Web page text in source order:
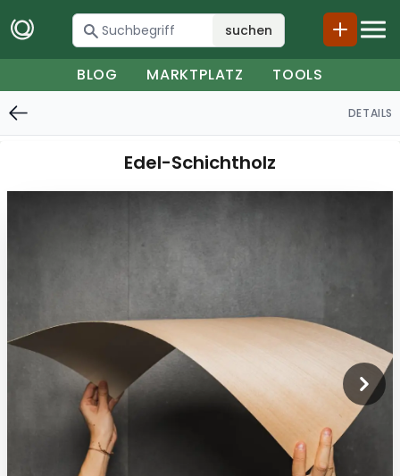
suchen
BLOG MARKTPLATZ TOOLS
DETAILS
Edel-Schichtholz